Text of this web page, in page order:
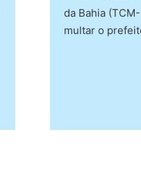
da Bahia
multar o